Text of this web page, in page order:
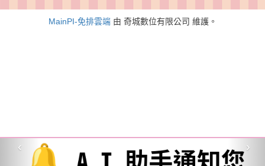
‹ ›
MainPI-免排雲端由 奇城數位有限公司 維護。